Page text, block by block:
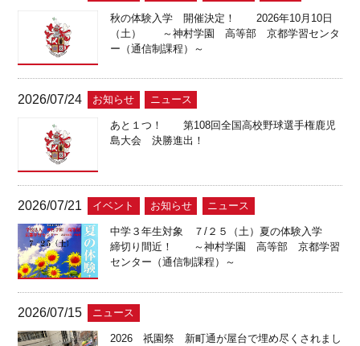
秋の体験入学 開催決定！ 2026年10月10日
（土） ～神村学園 高等部 京都学習センタ
ー（通信制課程）～
2026/07/24 お知らせ ニュース
あと１つ！ 第108回全国高校野球選手権鹿児
島大会 決勝進出！
2026/07/21 イベント お知らせ ニュース
中学３年生対象 ７/２５（土）夏の体験入学
締切り間近！ ～神村学園 高等部 京都学習
センター（通信制課程）～
2026/07/15 ニュース
2026 祇園祭 新町通が屋台で埋め尽くされまし